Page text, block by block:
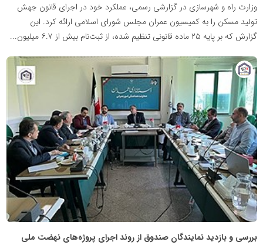
وزارت راه و شهرسازی در گزارشی رسمی، عملکرد خود در اجرای قانون جهش
تولید مسکن را به کمیسیون عمران مجلس شورای اسلامی ارائه کرد. این
گزارش که بر پایه ۲۵ ماده قانونی تنظیم شده، از ثبت‌نام بیش از ۶.۷ میلیون...
بررسی و بازدید نمایندگان صندوق از روند اجرای پروژه‌های نهضت ملی
پایگاه
خبری
نهضت
ملی
مسکن